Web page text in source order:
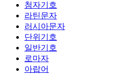
첨자기호
라틴문자
러시아문자
단위기호
일반기호
로마자
아랍어